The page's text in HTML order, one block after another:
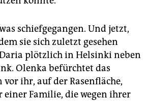
schiefgegangen. Und jetzt,
sie sich zuletzt gesehen
plötzlich in Helsinki neben
Olenka befürchtet das
vor ihr, auf der Rasenfläche,
einer Familie, die wegen ihrer